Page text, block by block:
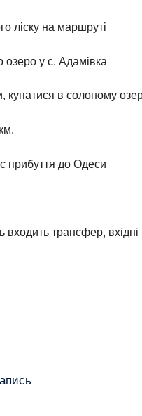
ліску на маршруті
озеро у с. Адамівка
купатися в солоному
прибуття до Одеси
входить трансфер, вхідні